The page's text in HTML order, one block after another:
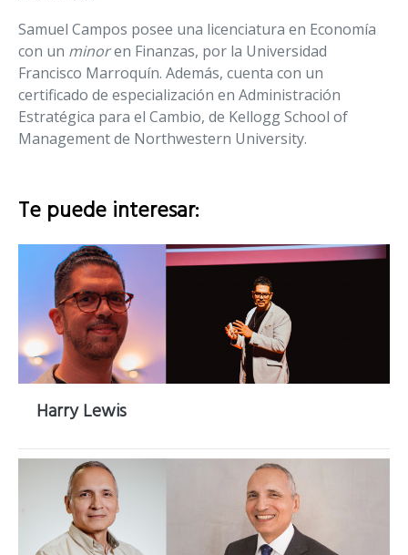
Samuel Campos posee una licenciatura en Economía
con un minoren Finanzas, por la Universidad
Francisco Marroquín. Además, cuenta con un
certificado de especialización en Administración
Estratégica para el Cambio, de Kellogg School of
Management de Northwestern University.
Te puede interesar:
Harry Lewis